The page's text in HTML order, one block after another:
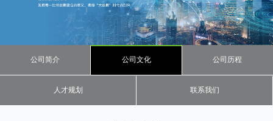
公司简介 公司文化 公司历程
人才规划 联系我们